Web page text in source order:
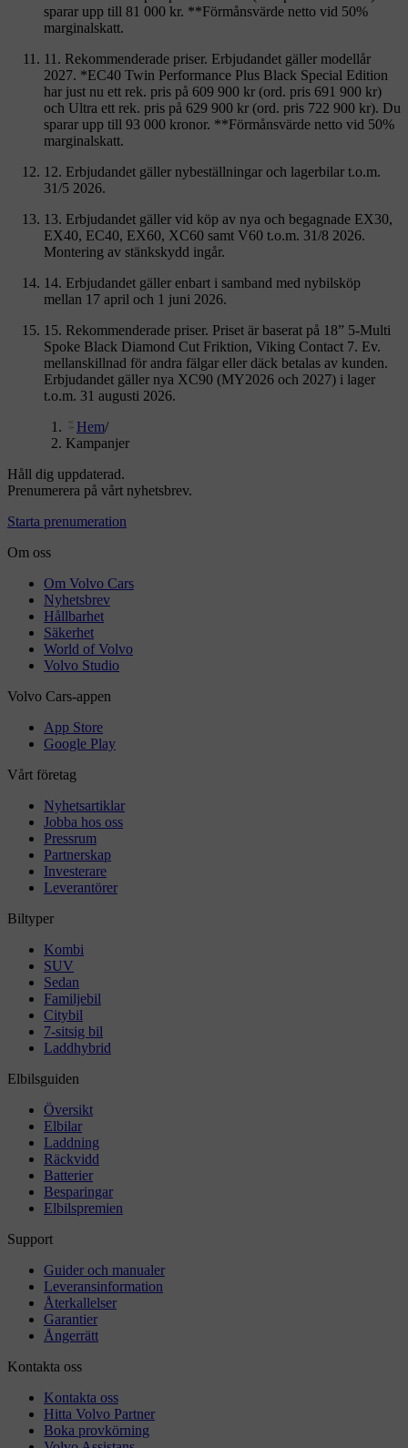
sparar upp till 81 000 kr. **Förmånsvärde netto vid 50%
marginalskatt.
11. Rekommenderade priser. Erbjudandet gäller modellår
2027. *EC40 Twin Performance Plus Black Special Edition
har just nu ett rek. pris på 609 900 kr (ord. pris 691 900 kr)
och Ultra ett rek. pris på 629 900 kr (ord. pris 722 900 kr). Du
sparar upp till 93 000 kronor. **Förmånsvärde netto vid 50%
marginalskatt.
12. Erbjudandet gäller nybeställningar och lagerbilar t.o.m.
31/5 2026.
13. Erbjudandet gäller vid köp av nya och begagnade EX30,
EX40, EC40, EX60, XC60 samt V60 t.o.m. 31/8 2026.
Montering av stänkskydd ingår.
14. Erbjudandet gäller enbart i samband med nybilsköp
mellan 17 april och 1 juni 2026.
15. Rekommenderade priser. Priset är baserat på 18” 5-Multi
Spoke Black Diamond Cut Friktion, Viking Contact 7. Ev.
mellanskillnad för andra fälgar eller däck betalas av kunden.
Erbjudandet gäller nya XC90 (MY2026 och 2027) i lager
t.o.m. 31 augusti 2026.
Hem/
Kampanjer